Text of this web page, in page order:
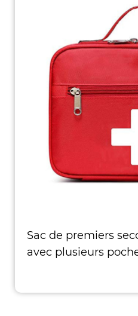
Sac de premiers
avec plusieurs